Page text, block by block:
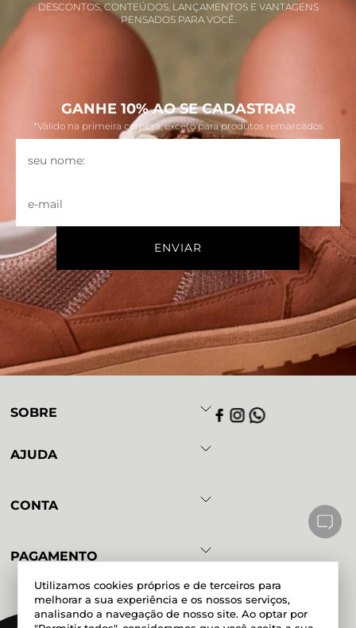
Utilizamos cookies próprios e de terceiros para
melhorar a sua experiência e os nossos serviços,
analisando a navegação de nosso site. Ao optar por
DESCONTOS, CONTEÚDOS, LANÇAMENTOS E VANTAGENS
PENSADOS PARA VOCÊ.
GANHE 10% AO SE CADASTRAR
*Válido na primeira compra, exceto para produtos remarcados
SOBRE
AJUDA
CONTA
PAGAMENTO
Powered by Developed by